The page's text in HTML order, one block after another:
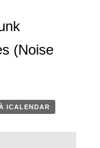
(Noise
ICALENDAR